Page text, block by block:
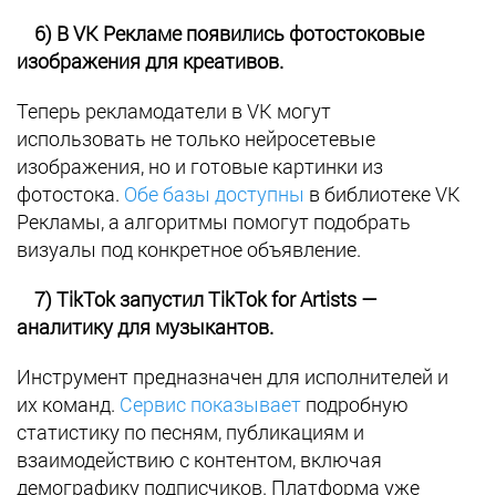
6) В VK Рекламе появились фотостоковые
изображения для креативов.
Теперь рекламодатели в VK могут
использовать не только нейросетевые
изображения, но и готовые картинки из
фотостока. Обе базы доступны в библиотеке VK
Рекламы, а алгоритмы помогут подобрать
визуалы под конкретное объявление.
7) TikTok запустил TikTok for Artists —
аналитику для музыкантов.
Инструмент предназначен для исполнителей и
их команд. Сервис показывает подробную
статистику по песням, публикациям и
взаимодействию с контентом, включая
демографику подписчиков. Платформа уже